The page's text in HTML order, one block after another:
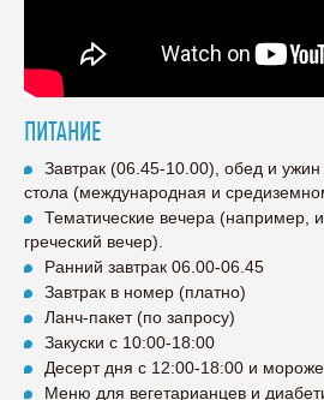
ПИТАНИЕ
Завтрак (06.45-10.00), обед и
стола (международная и
Тематические вечера (например,
греческий вечер).
Ранний завтрак 06.00-06.45
Завтрак в номер (платно)
Ланч-пакет (по запросу)
Закуски с 10:00-18:00
Десерт дня с 12:00-18:00 и
Меню для вегетарианцев и